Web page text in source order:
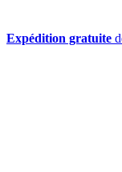
Expédition gratuite